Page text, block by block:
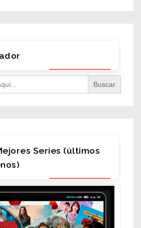
Series (últimos